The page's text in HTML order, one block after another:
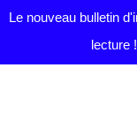
Le nouveau bulletin
lecture !